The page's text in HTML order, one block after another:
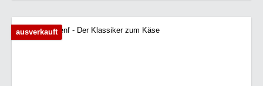
ausverkauft